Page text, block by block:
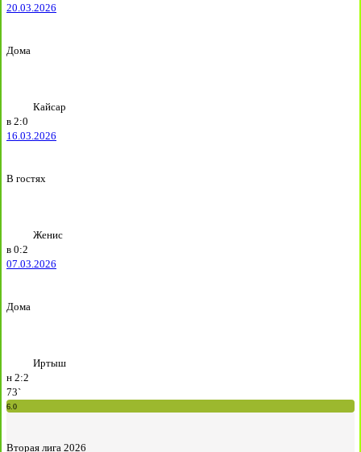
20.03.2026
Дома
Кайсар
в 2:0
16.03.2026
В гостях
Женис
в 0:2
07.03.2026
Дома
Иртыш
н 2:2
73`
6.0
Вторая лига 2026